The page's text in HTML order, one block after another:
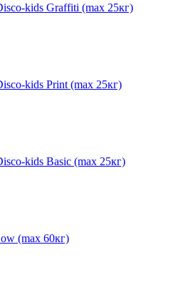
kids Graffiti (max 25кг)
kids Print (max 25кг)
kids Basic (max 25кг)
(max 60кг)